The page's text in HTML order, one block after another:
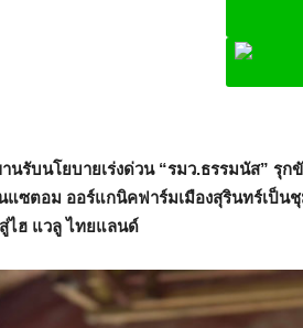
นรับนโยบายเร่งด่วน “รมว.ธรรมนัส” รุ
แซตอม ออร์แกนิคฟาร์มเมืองสุรินทร์เป็
ไฮ แวลู ไทยแลนด์